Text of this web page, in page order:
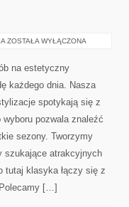
DODATKI,
ZOSTAŁA WYŁĄCZONA
na estetyczny
każdego dnia. Nasza
spotykają się z
pozwala znaleźć
sezony. Tworzymy
szukające atrakcyjnych
tutaj klasyka łączy się z
[…]